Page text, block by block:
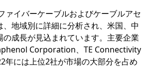
ァイバーケーブルおよびケーブルアセ
、地域別に詳細に分析され、米国、中
の成長が見込まれています。主要企業
Corporation、TE Connectivity
年には上位2社が市場の大部分を占め